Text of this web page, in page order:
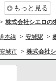
もっと見る
株式会社シエロの
本線 安城駅
安城市 株式会社